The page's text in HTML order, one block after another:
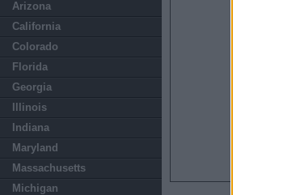
Arizona
California
Colorado
Florida
Georgia
Illinois
Indiana
Maryland
Massachusetts
Michigan